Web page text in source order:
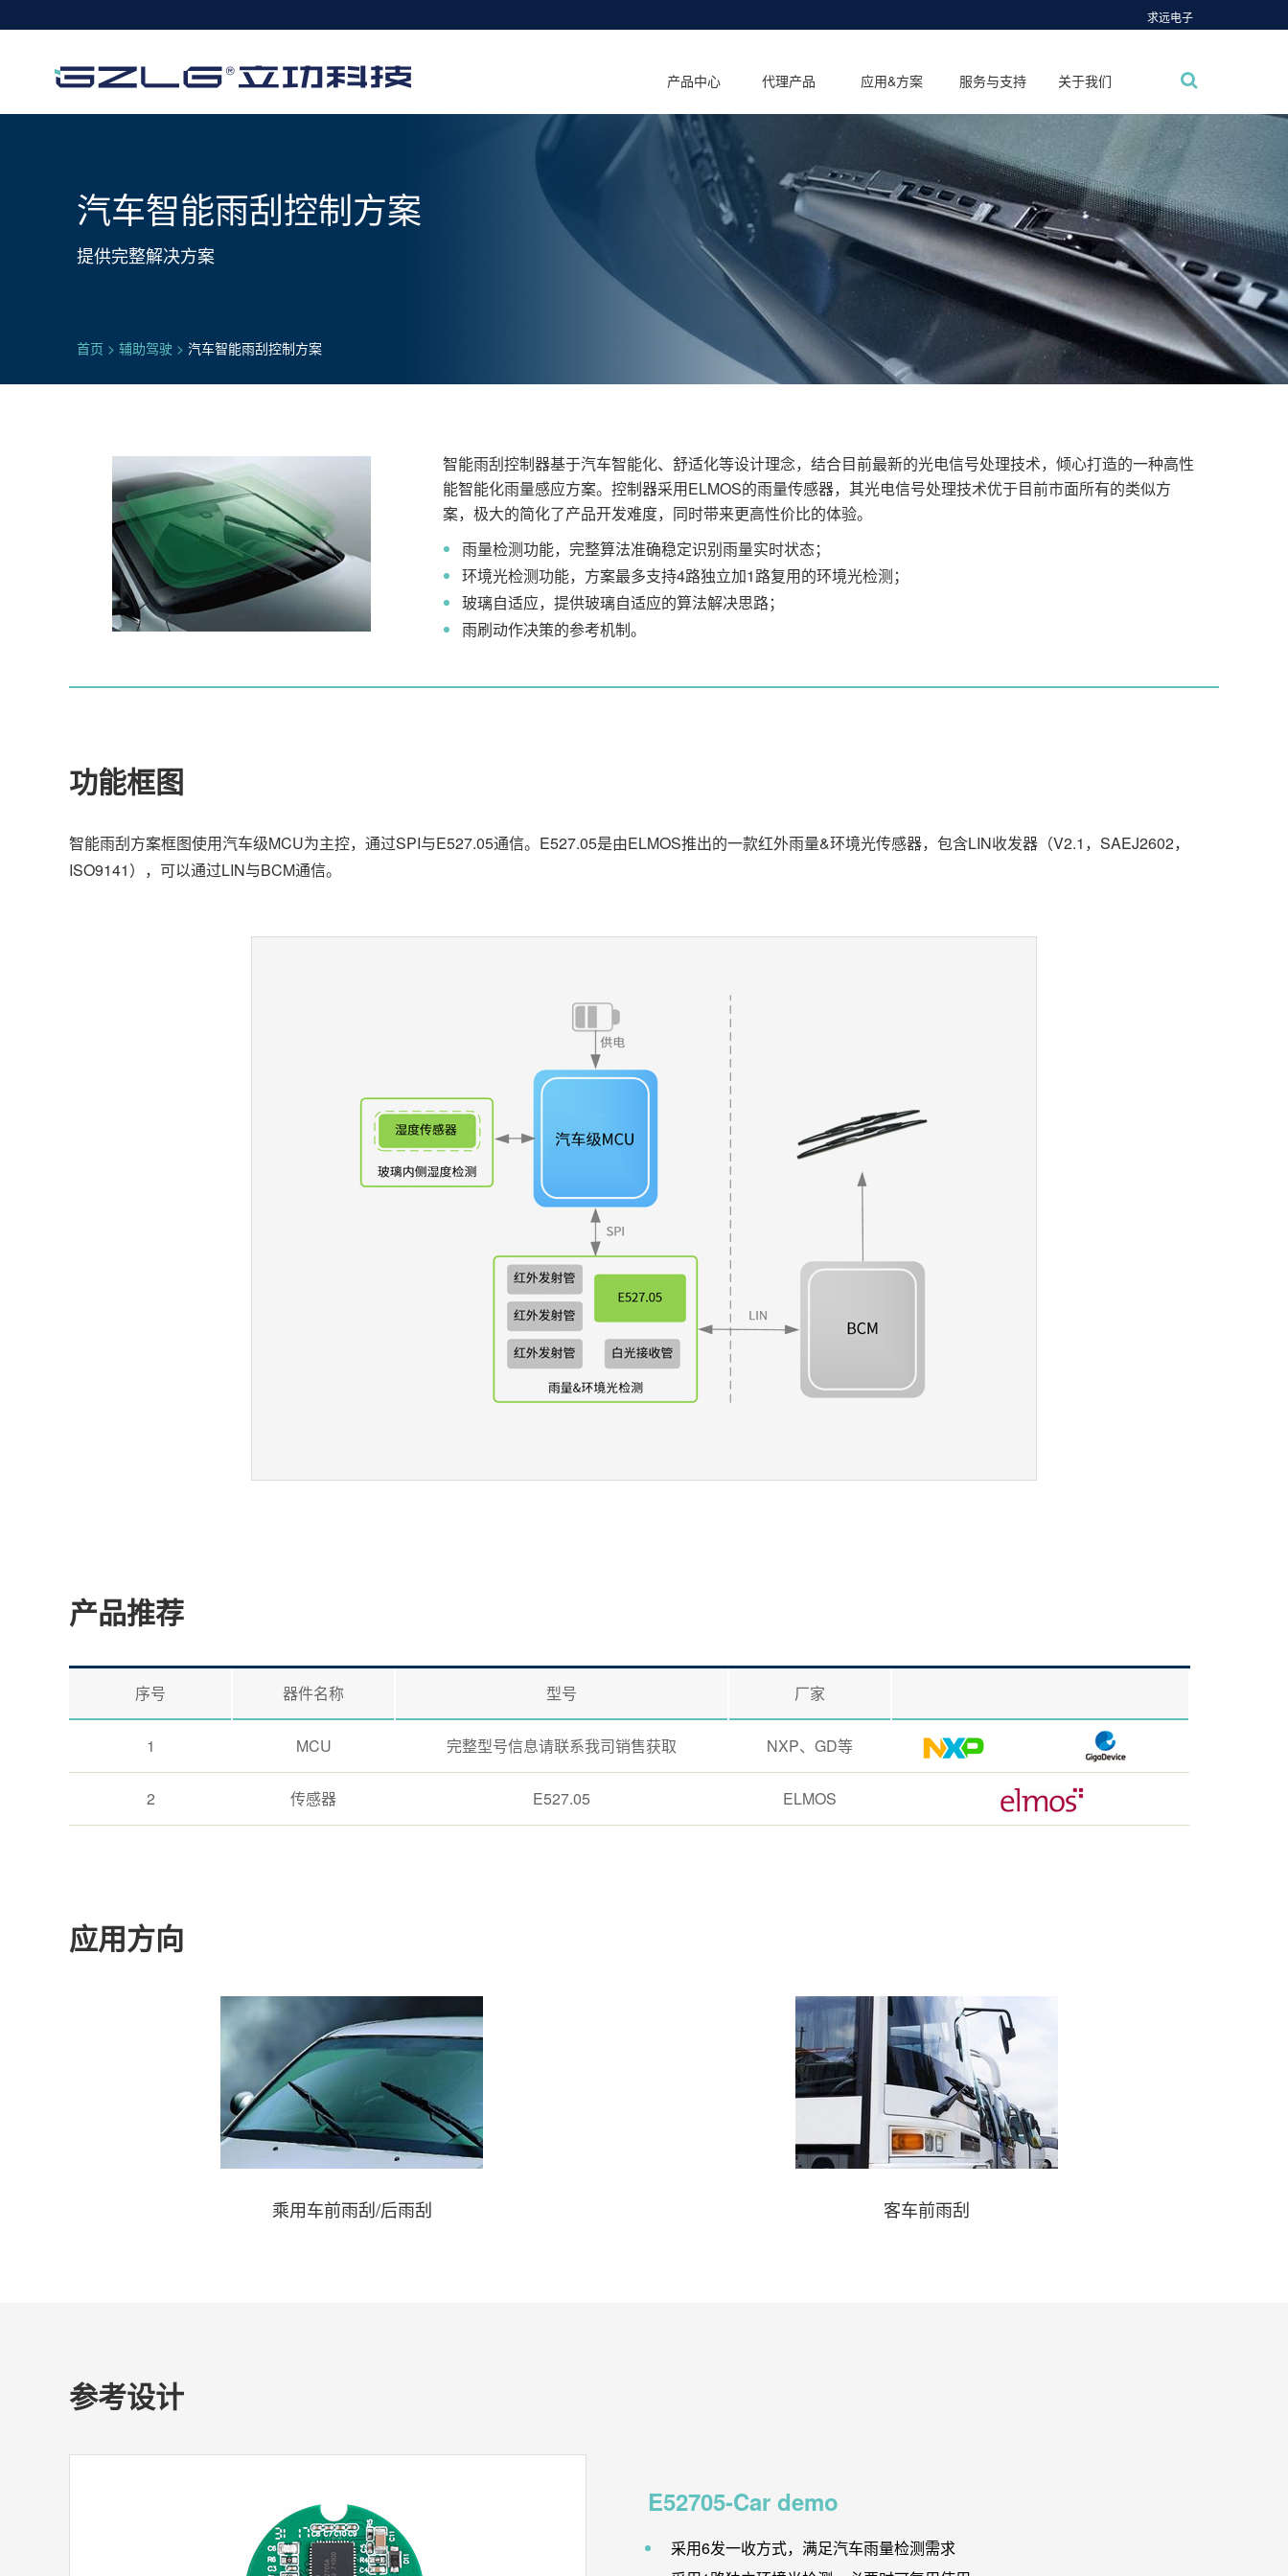
求远电子
产品中心 代理产品 应用&方案 服务与支持 关于我们
汽车智能雨刮控制方案
提供完整解决方案
首页 > 辅助驾驶 > 汽车智能雨刮控制方案
智能雨刮控制器基于汽车智能化、舒适化等设计理念，结合目前最新的光电信号处理技术，倾心打造的一种高性
能智能化雨量感应方案。控制器采用ELMOS的雨量传感器，其光电信号处理技术优于目前市面所有的类似方
案，极大的简化了产品开发难度，同时带来更高性价比的体验。
雨量检测功能，完整算法准确稳定识别雨量实时状态；
环境光检测功能，方案最多支持4路独立加1路复用的环境光检测；
玻璃自适应，提供玻璃自适应的算法解决思路；
雨刷动作决策的参考机制。
功能框图
智能雨刮方案框图使用汽车级MCU为主控，通过SPI与E527.05通信。E527.05是由ELMOS推出的一款红外雨量&环境光传感器，包含LIN收发器（V2.1，SAEJ2602，
ISO9141），可以通过LIN与BCM通信。
产品推荐
序号 器件名称 型号 厂家
1 MCU 完整型号信息请联系我司销售获取 NXP、GD等
2 传感器 E527.05 ELMOS
应用方向
乘用车前雨刮/后雨刮 客车前雨刮
参考设计
E52705-Car demo
采用6发一收方式，满足汽车雨量检测需求